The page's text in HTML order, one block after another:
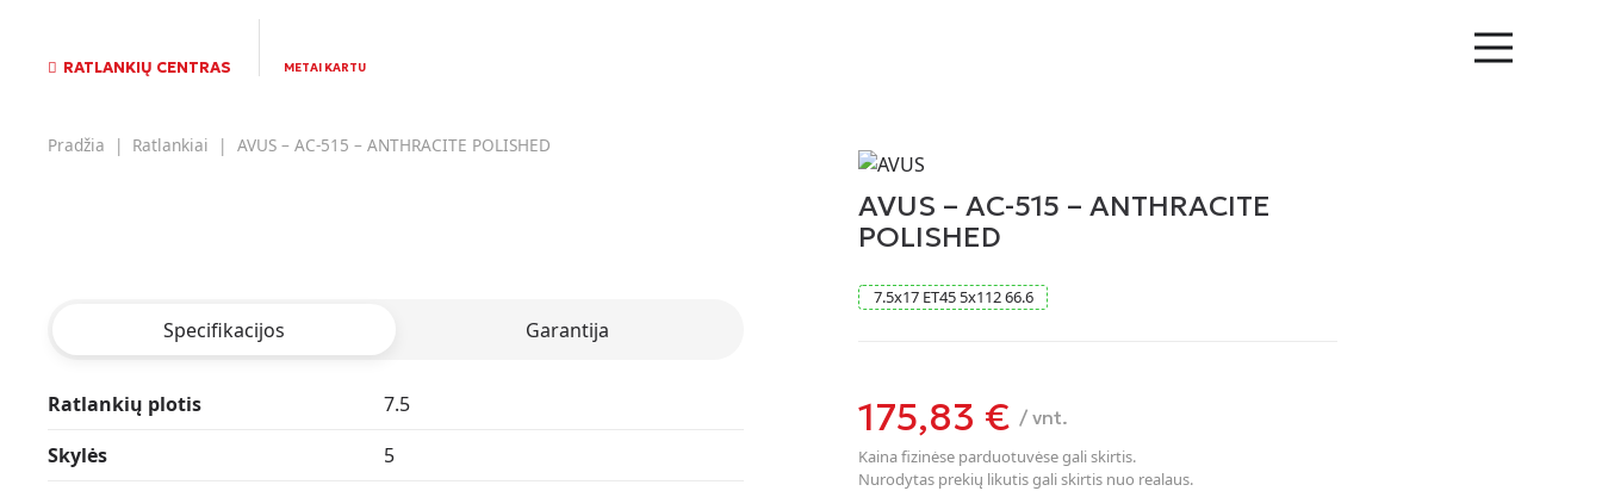
RATLANKIŲ CENTRAS METAI KARTU
Pradžia | Ratlankiai | AVUS – AC-515 – ANTHRACITE POLISHED
Specifikacijos Garantija
Ratlankių plotis
7.5
Skylės
5
AVUS – AC-515 – ANTHRACITE
POLISHED
7.5x17 ET45 5x11266.6
175,83 € / vnt.
Kaina fizinėse parduotuvėse gali skirtis.
Nurodytas prekių likutis gali skirtis nuo realaus.